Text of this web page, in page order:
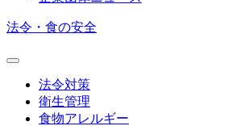
法令・食の安全
法令対策
衛生管理
食物アレルギー